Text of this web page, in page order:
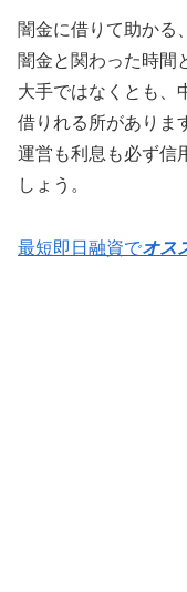
闇金に借りて助かる
闇金と関わった時間
大手ではなくとも、
借りれる所がありま
運営も利息も必ず信
しょう。
最短即日融資でオス